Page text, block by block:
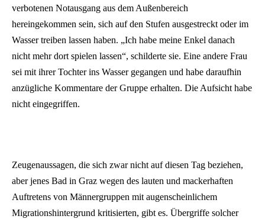
verbotenen Notausgang aus dem Außenbereich
hereingekommen sein, sich auf den Stufen ausgestreckt oder im
Wasser treiben lassen haben. „Ich habe meine Enkel danach
nicht mehr dort spielen lassen“, schilderte sie. Eine andere Frau
sei mit ihrer Tochter ins Wasser gegangen und habe daraufhin
anzügliche Kommentare der Gruppe erhalten. Die Aufsicht habe
nicht eingegriffen.
Zeugenaussagen, die sich zwar nicht auf diesen Tag beziehen,
aber jenes Bad in Graz wegen des lauten und mackerhaften
Auftretens von Männergruppen mit augenscheinlichem
Migrationshintergrund kritisierten, gibt es. Übergriffe solcher